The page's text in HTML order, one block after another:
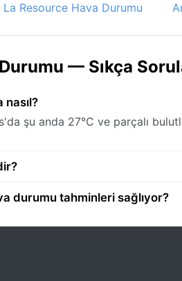
La Resource Hava Durumu
— Sıkça
şu anda 27°C ve parçalı
durumu tahminleri sağlıyor?